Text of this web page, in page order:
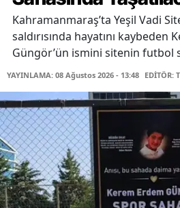
Kahramanmaraş’ta Yeşil Vadi
saldırısında hayatını kaybeden
Güngör’ün ismini sitenin futbol
YAYINLAMA: 08 Ağustos 2026 - 13:48 EDİTÖR: